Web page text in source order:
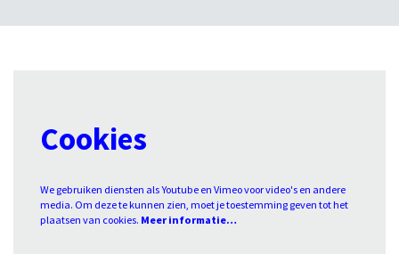
Cookies
We gebruiken diensten als Youtube en Vimeo voor video's en andere
media. Om deze te kunnen zien, moet je toestemming geven tot het
plaatsen van cookies. Meer informatie…